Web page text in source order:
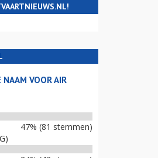
NAAM VOOR AIR
47% (81 stemmen)